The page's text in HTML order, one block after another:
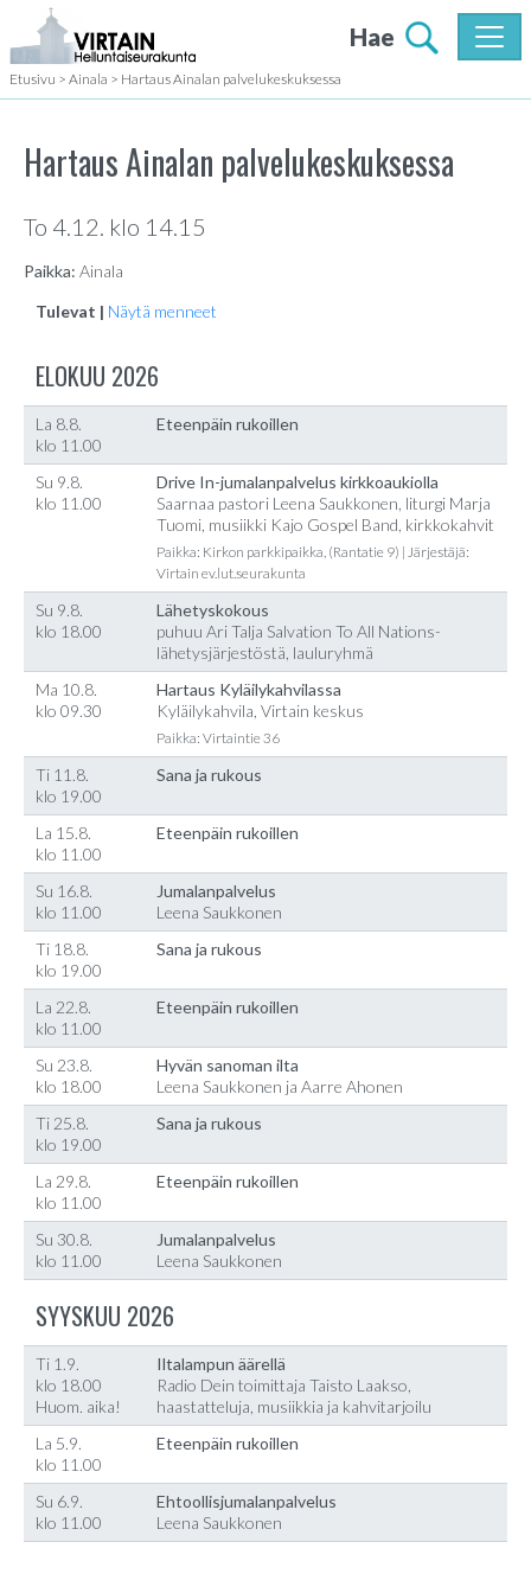
Hae
Etusivu > Ainala > Hartaus Ainalan palvelukeskuksessa
Hartaus Ainalan palvelukeskuksessa
To 4.12. klo 14.15
Paikka: Ainala
Tulevat | Näytä menneet
ELOKUU 2026
La 8.8.
klo 11.00
Eteenpäin rukoillen
Su 9.8.
klo 11.00
Drive In-jumalanpalvelus kirkkoaukiolla
Saarnaa pastori Leena Saukkonen, liturgi Marja
Tuomi, musiikki Kajo Gospel Band, kirkkokahvit
Paikka: Kirkon parkkipaikka, (Rantatie 9) | Järjestäjä:
Virtain ev.lut.seurakunta
Su 9.8.
klo 18.00
Lähetyskokous
puhuu Ari Talja Salvation To All Nations-
lähetysjärjestöstä, lauluryhmä
Ma 10.8.
klo 09.30
Hartaus Kyläilykahvilassa
Kyläilykahvila, Virtain keskus
Paikka: Virtaintie 36
Ti 11.8.
klo 19.00
Sana ja rukous
La 15.8.
klo 11.00
Eteenpäin rukoillen
Su 16.8.
klo 11.00
Jumalanpalvelus
Leena Saukkonen
Ti 18.8.
klo 19.00
Sana ja rukous
La 22.8.
klo 11.00
Eteenpäin rukoillen
Su 23.8.
klo 18.00
Hyvän sanoman ilta
Leena Saukkonen ja Aarre Ahonen
Ti 25.8.
klo 19.00
Sana ja rukous
La 29.8.
klo 11.00
Eteenpäin rukoillen
Su 30.8.
klo 11.00
Jumalanpalvelus
Leena Saukkonen
SYYSKUU 2026
Ti 1.9.
klo 18.00
Huom. aika!
Iltalampun äärellä
Radio Dein toimittaja Taisto Laakso,
haastatteluja, musiikkia ja kahvitarjoilu
La 5.9.
klo 11.00
Eteenpäin rukoillen
Su 6.9.
klo 11.00
Ehtoollisjumalanpalvelus
Leena Saukkonen